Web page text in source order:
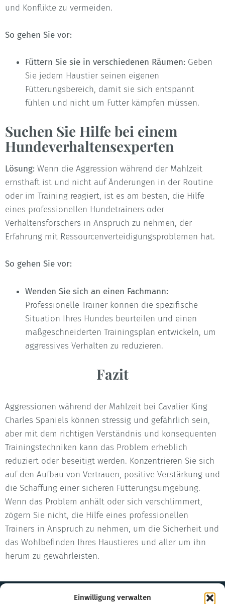
Einwilligung verwalten
und Konflikte zu vermeiden.
So gehen Sie vor:
Füttern Sie sie in verschiedenen Räumen: Geben
Sie jedem Haustier seinen eigenen
Fütterungsbereich, damit sie sich entspannt
fühlen und nicht um Futter kämpfen müssen.
Suchen Sie Hilfe bei einem
Hundeverhaltensexperten
Lösung: Wenn die Aggression während der Mahlzeit
ernsthaft ist und nicht auf Änderungen in der Routine
oder im Training reagiert, ist es am besten, die Hilfe
eines professionellen Hundetrainers oder
Verhaltensforschers in Anspruch zu nehmen, der
Erfahrung mit Ressourcenverteidigungsproblemen hat.
So gehen Sie vor:
Wenden Sie sich an einen Fachmann:
Professionelle Trainer können die spezifische
Situation Ihres Hundes beurteilen und einen
maßgeschneiderten Trainingsplan entwickeln, um
aggressives Verhalten zu reduzieren.
Fazit
Aggressionen während der Mahlzeit bei Cavalier King
Charles Spaniels können stressig und gefährlich sein,
aber mit dem richtigen Verständnis und konsequenten
Trainingstechniken kann das Problem erheblich
reduziert oder beseitigt werden. Konzentrieren Sie sich
auf den Aufbau von Vertrauen, positive Verstärkung und
die Schaffung einer sicheren Fütterungsumgebung.
Wenn das Problem anhält oder sich verschlimmert,
zögern Sie nicht, die Hilfe eines professionellen
Trainers in Anspruch zu nehmen, um die Sicherheit und
das Wohlbefinden Ihres Haustieres und aller um ihn
herum zu gewährleisten.